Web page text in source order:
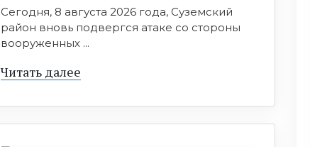
Сегодня, 8 августа 2026 года, Суземский
район вновь подвергся атаке со стороны
вооруженных ...
Читать далее